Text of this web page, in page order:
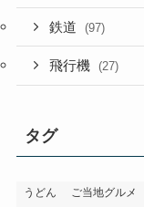
鉄道 (97)
飛行機 (27)
タグ
うどん ご当地グルメ